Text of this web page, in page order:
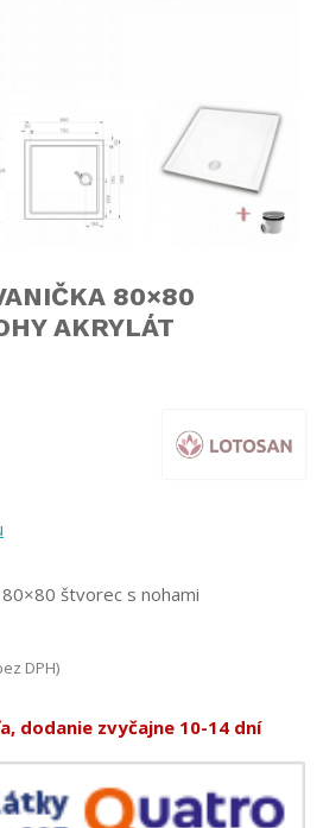
80×80
AKRYLÁT
štvorec s nohami
DPH)
dodanie zvyčajne 10-14 dní